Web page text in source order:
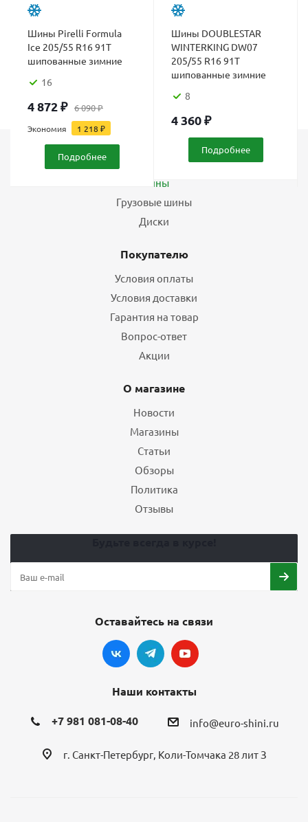
Шины Pirelli Formula
Ice 205/55 R16 91T
шипованные зимние
16
4 872₽ 6 090₽
Экономия 1 218 ₽
Подробнее
Шины DOUBLESTAR
WINTERKING DW07
205/55 R16 91T
шипованные зимние
8
4 360₽
Подробнее
Шины
Грузовые шины
Диски
Покупателю
Условия оплаты
Условия доставки
Гарантия на товар
Вопрос-ответ
Акции
О магазине
Новости
Магазины
Статьи
Обзоры
Политика
Отзывы
Оставайтесь на связи
Наши контакты
+7 981 081-08-40 info@euro-shini.ru
г. Санкт-Петербург, Коли-Томчака 28 лит З